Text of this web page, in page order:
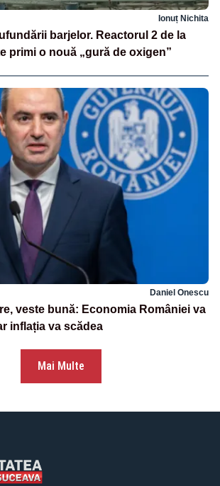
Ionuț Nichita
barjelor. Reactorul 2 de la
primi o nouă „gură de oxigen”
Daniel Onescu
veste bună: Economia României va
inflația va scădea
Mai Multe